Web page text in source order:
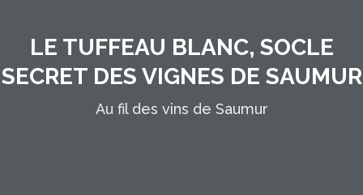
LE TUFFEAU BLANC, SOCLE
SECRET DES VIGNES DE SAUMUR
Au fil des vins de Saumur